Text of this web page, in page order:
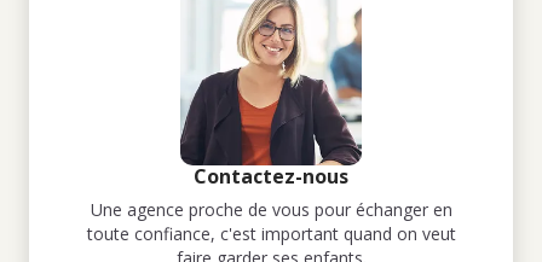
Contactez-nous
Une agence proche de vous pour échanger en
toute confiance, c'est important quand on veut